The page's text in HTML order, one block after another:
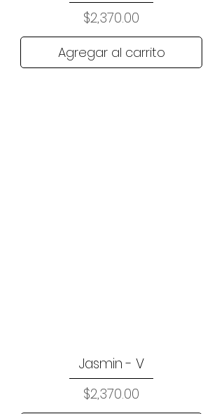
Precio
$2,370.00
Agregar al carrito
Jasmin - V
Precio
$2,370.00